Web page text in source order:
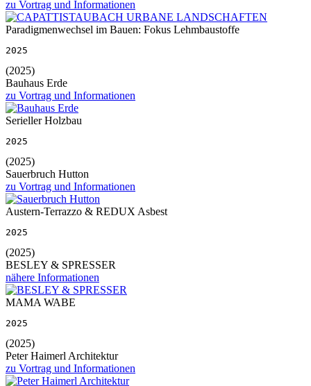
zu Vortrag und Informationen
Paradigmenwechsel im Bauen: Fokus Lehmbaustoffe
2025
(2025)
Bauhaus Erde
zu Vortrag und Informationen
Serieller Holzbau
2025
(2025)
Sauerbruch Hutton
zu Vortrag und Informationen
Austern-Terrazzo & REDUX Asbest
2025
(2025)
BESLEY & SPRESSER
nähere Informationen
MAMA WABE
2025
(2025)
Peter Haimerl Architektur
zu Vortrag und Informationen